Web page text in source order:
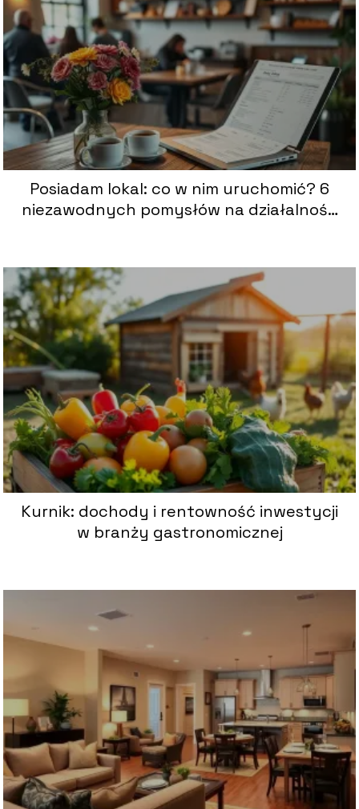
Posiadam lokal: co w nim uruchomić? 6
niezawodnych pomysłów na działalność
Kurnik: dochody i rentowność inwestycji
w branży gastronomicznej